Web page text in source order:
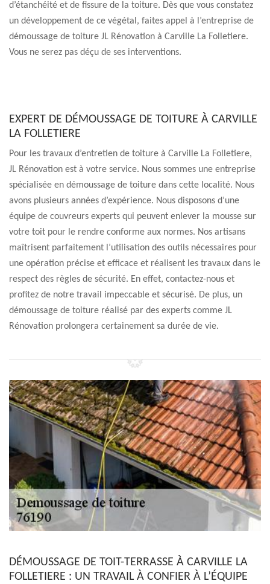
d’étanchéité et de fissure de la toiture. Dès que vous constatez
un développement de ce végétal, faites appel à l’entreprise de
démoussage de toiture JL Rénovation à Carville La Folletiere.
Vous ne serez pas déçu de ses interventions.
EXPERT DE DÉMOUSSAGE DE TOITURE À CARVILLE
LA FOLLETIERE
Pour les travaux d’entretien de toiture à Carville La Folletiere,
JL Rénovation est à votre service. Nous sommes une entreprise
spécialisée en démoussage de toiture dans cette localité. Nous
avons plusieurs années d’expérience. Nous disposons d’une
équipe de couvreurs experts qui peuvent enlever la mousse sur
votre toit pour le rendre conforme aux normes. Nos artisans
maîtrisent parfaitement l’utilisation des outils nécessaires pour
une opération précise et efficace et réalisent les travaux dans le
respect des règles de sécurité. En effet, contactez-nous et
profitez de notre travail impeccable et sécurisé. De plus, un
démoussage de toiture réalisé par des experts comme JL
Rénovation prolongera certainement sa durée de vie.
DÉMOUSSAGE DE TOIT-TERRASSE À CARVILLE LA
FOLLETIERE : UN TRAVAIL À CONFIER À L’ÉQUIPE